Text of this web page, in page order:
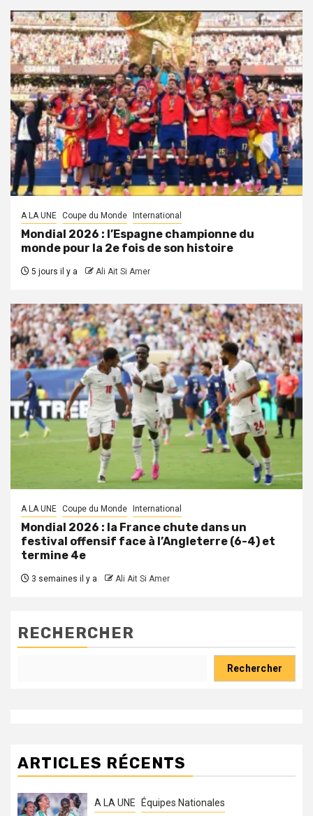
A LA UNE Coupe du Monde International
Mondial 2026 : l’Espagne championne du
monde pour la 2e fois de son histoire
5 jours il y a Ali Ait Si Amer
A LA UNE Coupe du Monde International
Mondial 2026 : la France chute dans un
festival offensif face à l’Angleterre (6-4) et
termine 4e
3 semaines il y a Ali Ait Si Amer
RECHERCHER
Rechercher
ARTICLES RÉCENTS
A LA UNE Équipes Nationales